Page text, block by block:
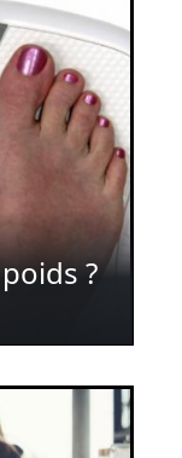
?